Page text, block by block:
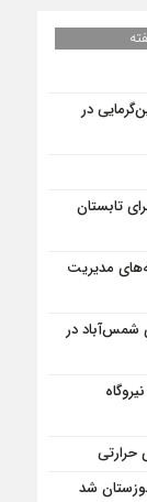
در
برای تابستان
مدیریت
شمس‌آباد در
نیروگاه‌
حرارتی
شد